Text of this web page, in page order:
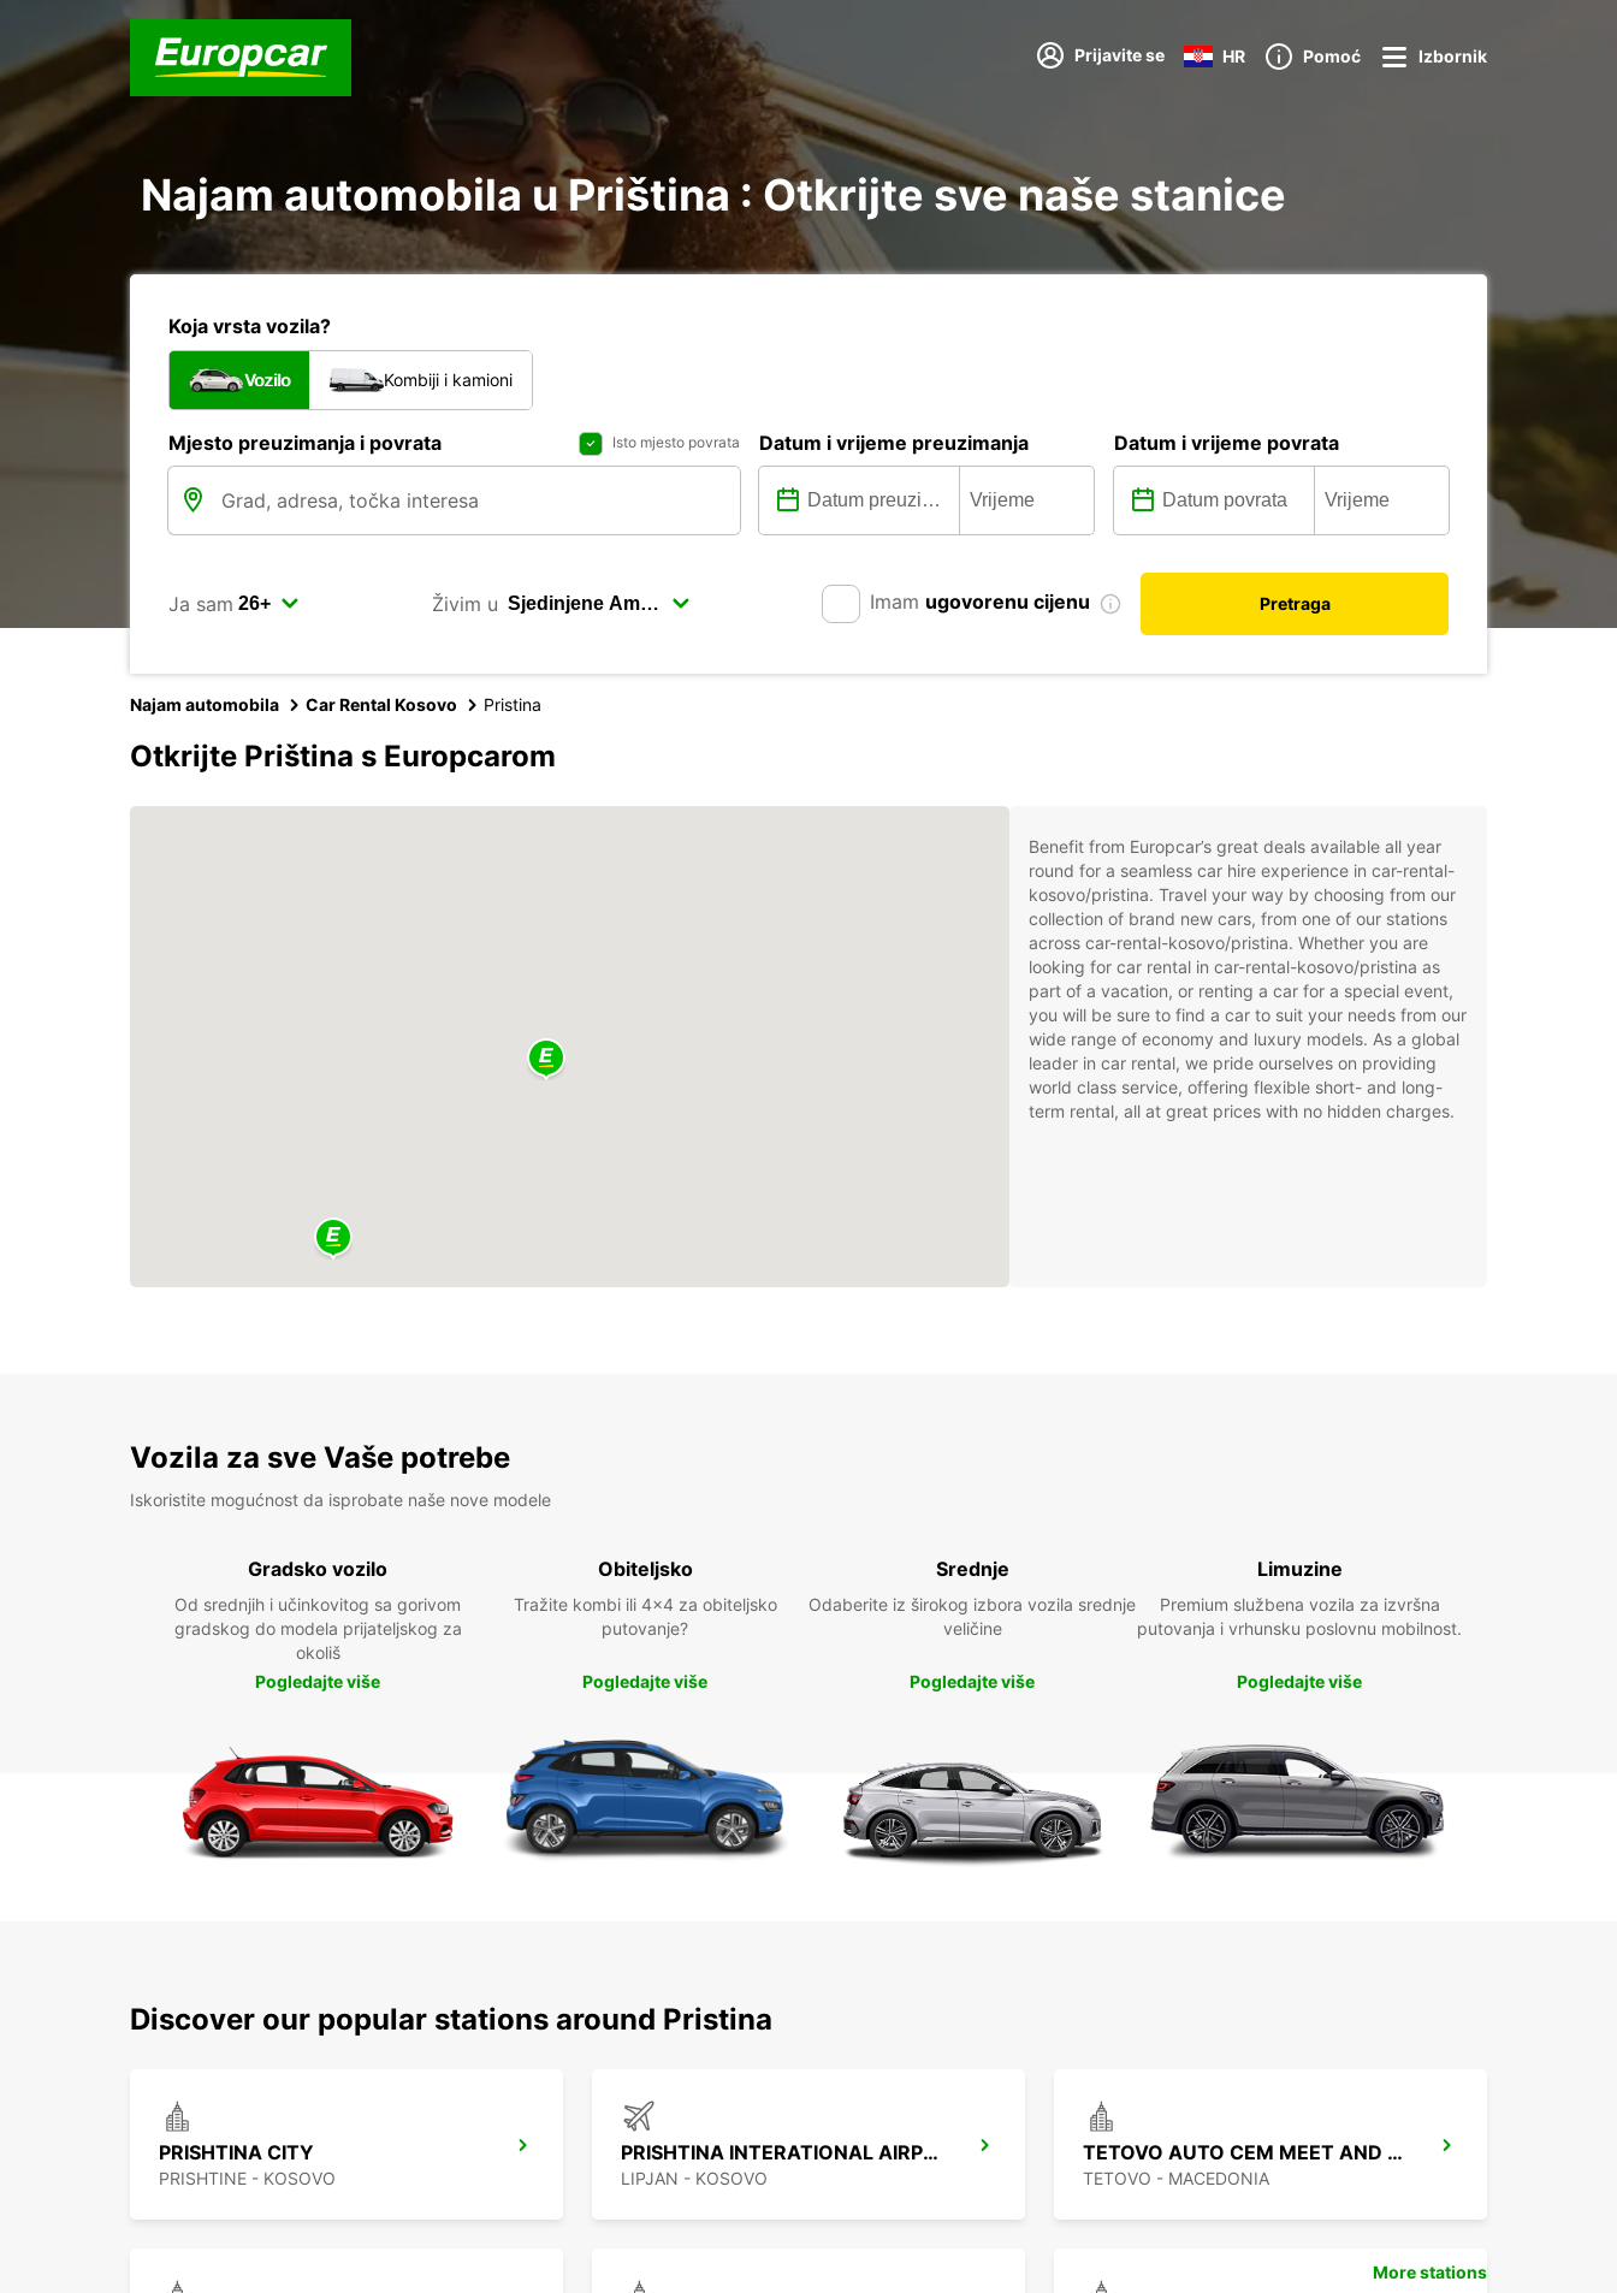
Prijavite se HR Pomoć Izbornik
Najam automobila u Priština : Otkrijte sve naše stanice
Koja vrsta vozila?
Vozilo Kombiji i kamioni
Mjesto preuzimanja i povrata Isto mjesto povrata Datum i vrijeme preuzimanja Datum i vrijeme povrata
Ja sam Živim u Imam ugovorenu cijenu Pretraga
Najam automobila Car Rental Kosovo Pristina
Otkrijte Priština s Europcarom
Benefit from Europcar’s great deals available all year
round for a seamless car hire experience in car-rental-
kosovo/pristina. Travel your way by choosing from our
collection of brand new cars, from one of our stations
across car-rental-kosovo/pristina. Whether you are
looking for car rental in car-rental-kosovo/pristina as
part of a vacation, or renting a car for a special event,
you will be sure to find a car to suit your needs from our
wide range of economy and luxury models. As a global
leader in car rental, we pride ourselves on providing
world class service, offering flexible short- and long-
term rental, all at great prices with no hidden charges.
Vozila za sve Vaše potrebe
Iskoristite mogućnost da isprobate naše nove modele
Gradsko vozilo
Od srednjih i učinkovitog sa gorivom
gradskog do modela prijateljskog za
okoliš
Pogledajte više
Obiteljsko
Tražite kombi ili 4x4 za obiteljsko
putovanje?
Pogledajte više
Srednje
Odaberite iz širokog izbora vozila srednje
veličine
Pogledajte više
Limuzine
Premium službena vozila za izvršna
putovanja i vrhunsku poslovnu mobilnost.
Pogledajte više
Discover our popular stations around Pristina
PRISHTINA CITY
PRISHTINE - KOSOVO
PRISHTINA INTERATIONAL AIRPORT
LIPJAN - KOSOVO
TETOVO AUTO CEM MEET AND GREET
TETOVO - MACEDONIA
More stations